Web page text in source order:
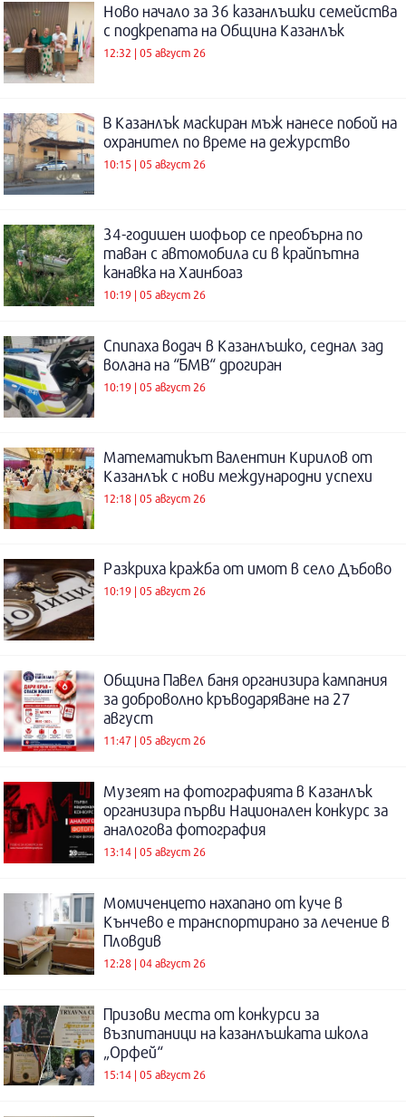
Ново начало за 36 казанлъшки семейства
с подкрепата на Община Казанлък
12:32 | 05 август 26
В Казанлък маскиран мъж нанесе побой на
охранител по време на дежурство
10:15 | 05 август 26
34-годишен шофьор се преобърна по
таван с автомобила си в крайпътна
канавка на Хаинбоаз
10:19 | 05 август 26
Спипаха водач в Казанлъшко, седнал зад
волана на “БМВ“ дрогиран
10:19 | 05 август 26
Математикът Валентин Кирилов от
Казанлък с нови международни успехи
12:18 | 05 август 26
Разкриха кражба от имот в село Дъбово
10:19 | 05 август 26
Община Павел баня организира кампания
за доброволно кръводаряване на 27
август
11:47 | 05 август 26
Музеят на фотографията в Казанлък
организира първи Национален конкурс за
аналогова фотография
13:14 | 05 август 26
Момиченцето нахапано от куче в
Кънчево е транспортирано за лечение в
Пловдив
12:28 | 04 август 26
Призови места от конкурси за
възпитаници на казанлъшката школа
„Орфей“
15:14 | 05 август 26